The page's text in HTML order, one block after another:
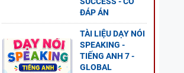
ĐÁP ÁN
TÀI LIỆU DẠY NÓI
SPEAKING -
TIẾNG ANH 7 -
GLOBAL